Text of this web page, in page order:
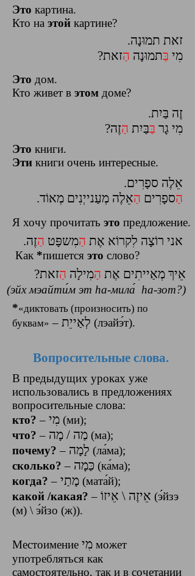
Это картина.
Кто на этой картине?
זאת תמוּנָה.
מִי בַּתמוּנָה הַזאת?
Это дом.
Кто живет в этом доме?
זֶה בַּיִת.
מִי גָר בַּבַּיִת הַזֶה?
Это книги.
Эти книги очень интересные.
אֵלֶה ספָרִים.
הַספָרִים הַאֵלֶה מְעַנייְנִים מְאוֹד.
Я хочу прочитать это предложение.
אני רוֹצָה לִקרוֹא אֶת הַמִשפָּט הַזֶה.
Как *пишется это слово?
אֵיךְ מְאַייתִים אֶת הַמִילָה הַזאת?
(?эйх мэайти́м эт hа-мила́ hа-зот)
*«диктовать (произносить) по
буквам» – לְאַייֵת (лэайэ́т).
Вопросительные слова.
В предыдущих уроках уже
использовались в предложениях
вопросительные слова:
кто? – מִי (ми);
что? ‎–‎ מַה / מָה (ма);
почему? – לָמָה (ла́ма);
сколько? ‎–‎ כַּמָה (ка́ма);
когда? – מָתַי (мата́й);
какой /какая? ‎–‎ אֵיזֶה \ אֵיזוֹ (э́йзэ
(м) \ э́йзо (ж)).
Местоимение מִי может
употребляться как
самостоятельно, так и в сочетании